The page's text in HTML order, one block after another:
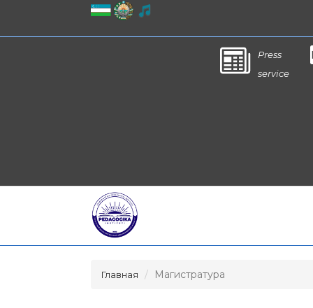
Press
service
Главная Магистратура